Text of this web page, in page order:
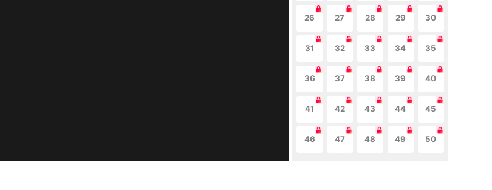
26 27 28 29 30
31 32 33 34 35
36 37 38 39 40
41 42 43 44 45
46 47 48 49 50